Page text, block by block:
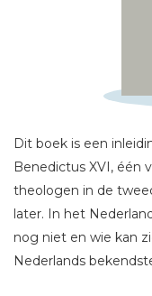
Dit boek is een
Benedictus XVI, één
theologen in de
later. In het
nog niet en wie kan
Nederlands
Schrijf hieronder je
Naam *
Titel *
Bericht *